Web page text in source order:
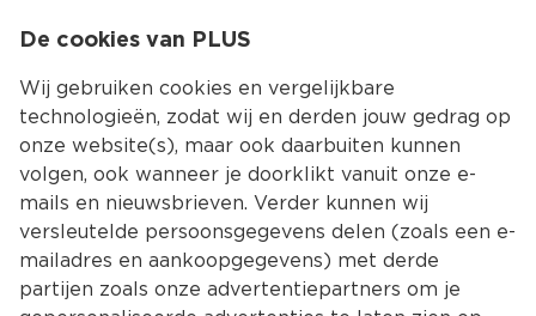
Kies jouw
De cookies van PLUS
Wij gebruiken cookies en vergelijkbare
technologieën, zodat wij en derden jouw gedrag op
onze website(s), maar ook daarbuiten kunnen
volgen, ook wanneer je doorklikt vanuit onze e-
mails en nieuwsbrieven. Verder kunnen wij
versleutelde persoonsgegevens delen (zoals een e-
mailadres en aankoopgegevens) met derde
partijen zoals onze advertentiepartners om je